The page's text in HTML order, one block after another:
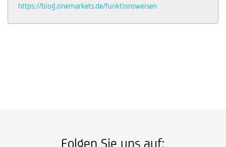
https://blog.onemarkets.de/funktionsweisen
Folgen Sie uns auf: